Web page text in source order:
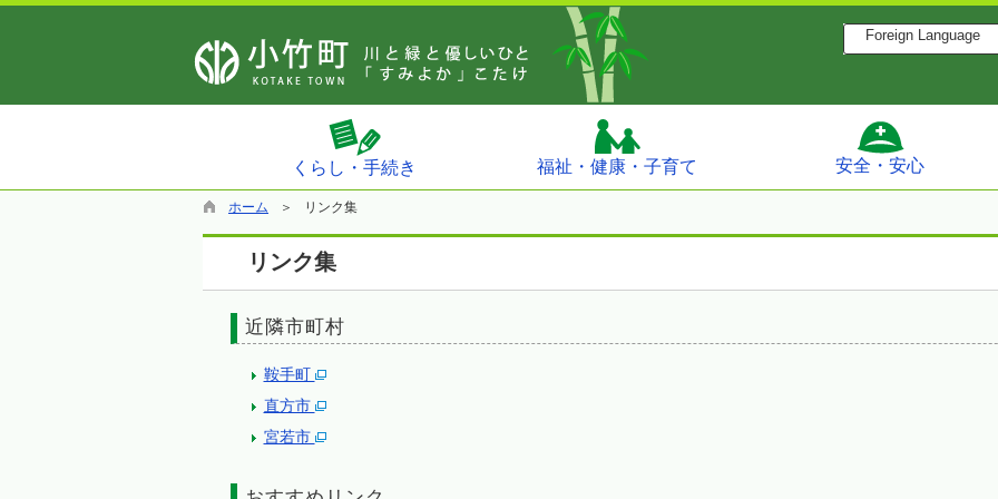
Foreign Language
くらし・手続き 福祉・健康・子育て 安全・安心
ホーム リンク集
リンク集
近隣市町村
鞍手町
直方市
宮若市